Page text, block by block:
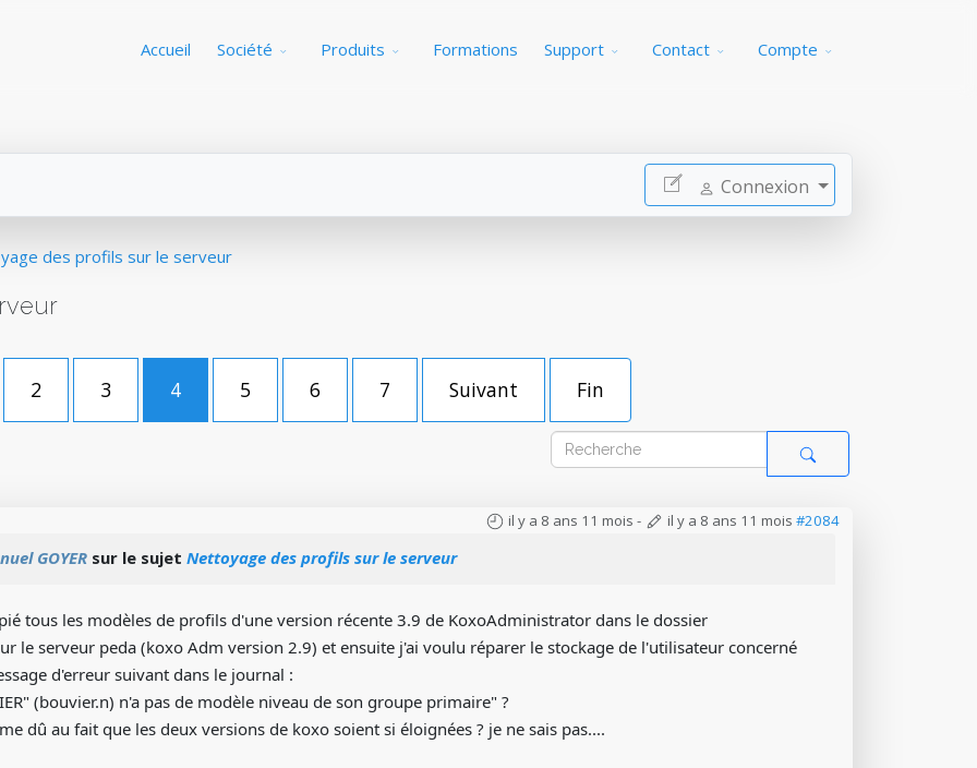
Accueil Société Produits Formations Support Contact Compte
Connexion
des profils sur le serveur
2 3 4 5 6 7 Suivant Fin
il y a 8 ans 11 mois - il y a 8 ans 11 mois #2084
GOYER sur le sujet Nettoyage des profils sur le serveur
tous les modèles de profils d'une version récente 3.9 de KoxoAdministrator dans le dossier
le serveur peda (koxo Adm version 2.9) et ensuite j'ai voulu réparer le stockage de l'utilisateur concerné
d'erreur suivant dans le journal :
(bouvier.n) n'a pas de modèle niveau de son groupe primaire" ?
dû au fait que les deux versions de koxo soient si éloignées ? je ne sais pas....